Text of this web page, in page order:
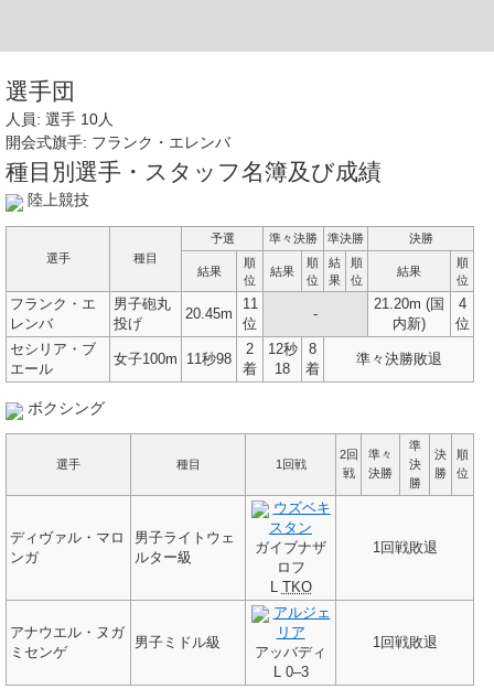
選手団
人員: 選手 10人
開会式旗手: フランク・エレンバ
種目別選手・スタッフ名簿及び成績
陸上競技
選手 種目
予選 準々決勝 準決勝 決勝
結果
順
位
結果
順
位
結
果
順
位
結果
順
位
フランク・エ
レンバ
男子砲丸
投げ
20.45m
11
位
-
21.20m (国
内新)
4
位
セシリア・ブ
エール
女子100m 11秒98
2
着
12秒
18
8
着
準々決勝敗退
ボクシング
選手 種目 1回戦
2回
戦
準々
決勝
準
決
勝
決
勝
順
位
ディヴァル・マロ
ンガ
男子ライトウェ
ルター級
ウズベキ
スタン
ガイブナザ
ロフ
L
TKO
1回戦敗退
アナウエル・ヌガ
ミセンゲ
男子ミドル級
アルジェ
リア
アッバディ
L0–3
1回戦敗退